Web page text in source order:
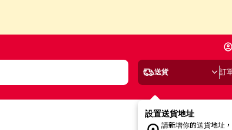
送貨 訂
設置送貨地址
請新增你的送貨地址